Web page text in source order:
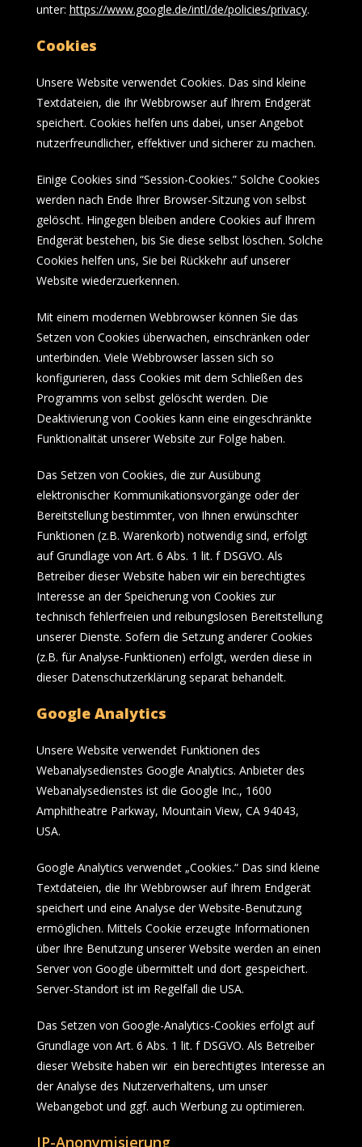
unter: https://www.google.de/intl/de/policies/privacy.
Cookies
Unsere Website verwendet Cookies. Das sind kleine
Textdateien, die Ihr Webbrowser auf Ihrem Endgerät
speichert. Cookies helfen uns dabei, unser Angebot
nutzerfreundlicher, effektiver und sicherer zu machen.
Einige Cookies sind “Session-Cookies.” Solche Cookies
werden nach Ende Ihrer Browser-Sitzung von selbst
gelöscht. Hingegen bleiben andere Cookies auf Ihrem
Endgerät bestehen, bis Sie diese selbst löschen. Solche
Cookies helfen uns, Sie bei Rückkehr auf unserer
Website wiederzuerkennen.
Mit einem modernen Webbrowser können Sie das
Setzen von Cookies überwachen, einschränken oder
unterbinden. Viele Webbrowser lassen sich so
konfigurieren, dass Cookies mit dem Schließen des
Programms von selbst gelöscht werden. Die
Deaktivierung von Cookies kann eine eingeschränkte
Funktionalität unserer Website zur Folge haben.
Das Setzen von Cookies, die zur Ausübung
elektronischer Kommunikationsvorgänge oder der
Bereitstellung bestimmter, von Ihnen erwünschter
Funktionen (z.B. Warenkorb) notwendig sind, erfolgt
auf Grundlage von Art. 6 Abs. 1 lit. f DSGVO. Als
Betreiber dieser Website haben wir ein berechtigtes
Interesse an der Speicherung von Cookies zur
technisch fehlerfreien und reibungslosen Bereitstellung
unserer Dienste. Sofern die Setzung anderer Cookies
(z.B. für Analyse-Funktionen) erfolgt, werden diese in
dieser Datenschutzerklärung separat behandelt.
Google Analytics
Unsere Website verwendet Funktionen des
Webanalysedienstes Google Analytics. Anbieter des
Webanalysedienstes ist die Google Inc., 1600
Amphitheatre Parkway, Mountain View, CA 94043,
USA.
Google Analytics verwendet „Cookies.“ Das sind kleine
Textdateien, die Ihr Webbrowser auf Ihrem Endgerät
speichert und eine Analyse der Website-Benutzung
ermöglichen. Mittels Cookie erzeugte Informationen
über Ihre Benutzung unserer Website werden an einen
Server von Google übermittelt und dort gespeichert.
Server-Standort ist im Regelfall die USA.
Das Setzen von Google-Analytics-Cookies erfolgt auf
Grundlage von Art. 6 Abs. 1 lit. f DSGVO. Als Betreiber
dieser Website haben wir ein berechtigtes Interesse an
der Analyse des Nutzerverhaltens, um unser
Webangebot und ggf. auch Werbung zu optimieren.
IP-Anonymisierung